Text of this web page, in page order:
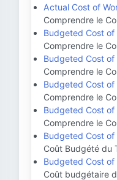
Actual Cost of
Comprendre le
Budgeted Cost of
Comprendre le
Budgeted Cost of
Comprendre le
Budgeted Cost of
Comprendre le
Budgeted Cost of
Comprendre le
Budgeted Cost of
Coût Budgété du
Budgeted Cost of
Coût budgétaire